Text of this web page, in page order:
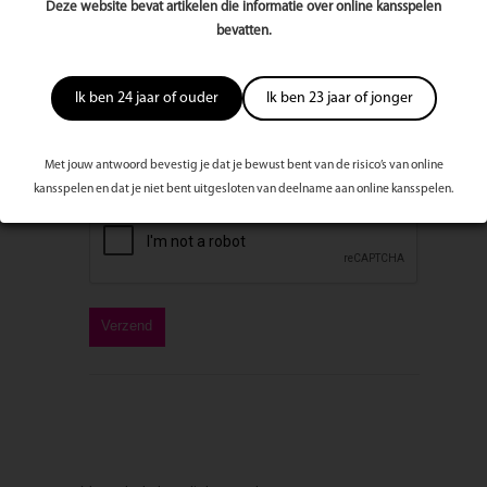
Deze website bevat artikelen die informatie over online kansspelen
bevatten.
Ik ben 24 jaar of ouder Ik ben 23 jaar of jonger
Met jouw antwoord bevestig je dat je bewust bent van de risico’s van online
kansspelen en dat je niet bent uitgesloten van deelname aan online kansspelen.